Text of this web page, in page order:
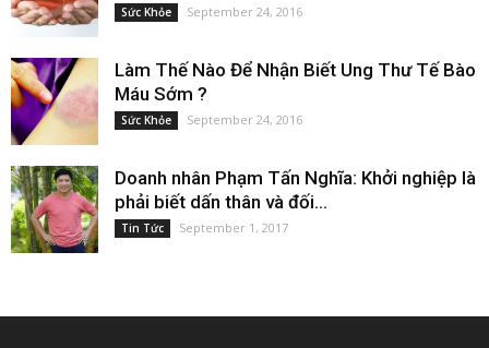
Sức Khỏe September 24, 2016
Làm Thế Nào Để Nhận Biết Ung Thư Tế Bào
Máu Sớm ?
Sức Khỏe September 24, 2016
Doanh nhân Phạm Tấn Nghĩa: Khởi nghiệp là
phải biết dấn thân và đối...
Tin Tức September 1, 2017